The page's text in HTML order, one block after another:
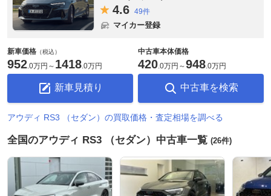
4.6 49件
マイカー登録
新車価格 （税込）
952.0万円 ～ 1418.0万円
新車見積り
中古車本体価格
420.0万円 ～948.0万円
中古車を検索
アウディ RS3 （セダン）の買取価格・査定相場を調べる
全国のアウディ RS3 （セダン）中古車一覧 (26件)